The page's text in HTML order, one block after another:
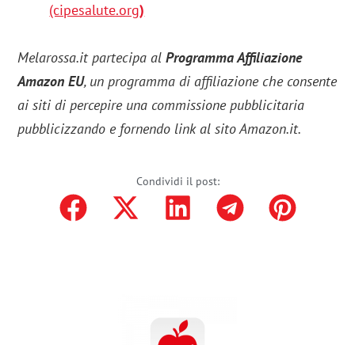
(cipesalute.org)
Melarossa.it partecipa alProgramma Affiliazione
Amazon EU, un programma di affiliazione che consente
ai siti di percepire una commissione pubblicitaria
pubblicizzando e fornendo link al sito Amazon.it.
Condividi il post: